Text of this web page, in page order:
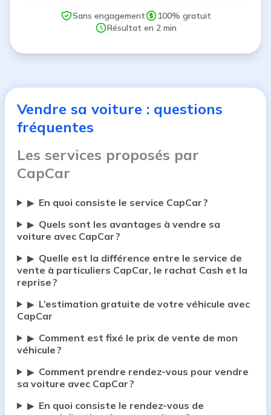
Sans engagement
100% gratuit
Résultat en 2 min
Vendre sa voiture : questions
fréquentes
Les services proposés par
CapCar
▶ En quoi consiste le service CapCar ?
▶ Quels sont les avantages à vendre sa
voiture avec CapCar ?
▶ Quelle est la différence entre le service de
vente à particuliers CapCar, le rachat Cash et la
reprise ?
▶ L’estimation gratuite de votre véhicule avec
CapCar
▶ Comment est fixé le prix de vente de mon
véhicule ?
▶ Comment prendre rendez-vous pour vendre
sa voiture avec CapCar ?
▶ En quoi consiste le rendez-vous de